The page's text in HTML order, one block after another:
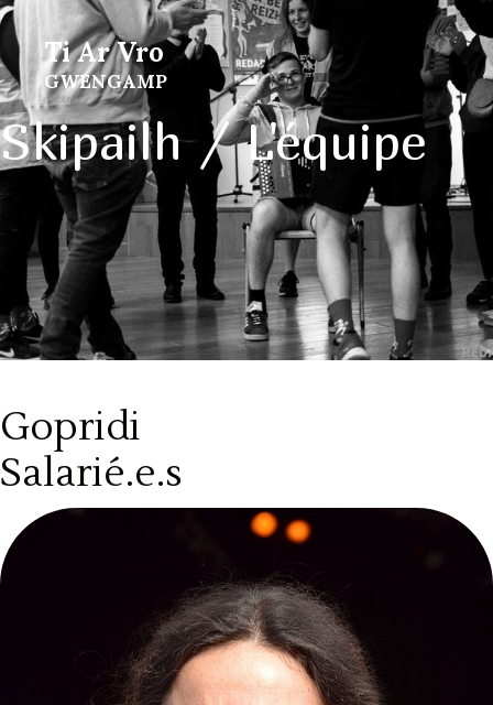
Ti Ar Vro
GWENGAMP
Skipailh / L'équipe
Gopridi
Salarié.e.s